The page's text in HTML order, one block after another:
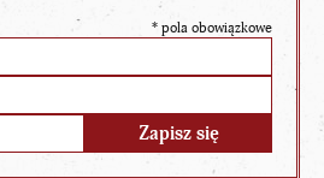
* pola obowiązkowe